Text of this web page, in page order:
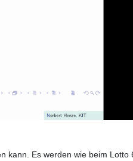
kann. Es werden wie beim Lotto